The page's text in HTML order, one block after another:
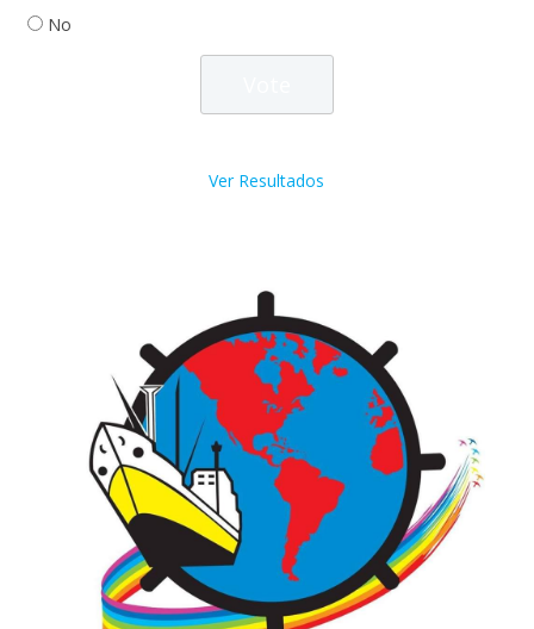
No
Ver Resultados